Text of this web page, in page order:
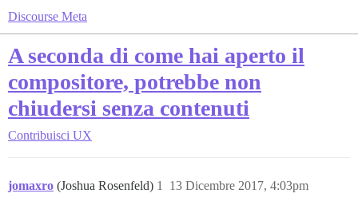
Discourse Meta
A seconda di come hai aperto il
compositore, potrebbe non
chiudersi senza contenuti
Contribuisci UX
jomaxro (Joshua Rosenfeld) 13 Dicembre 2017, 4:03pm
1